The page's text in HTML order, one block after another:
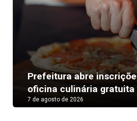
Prefeitura abre
oficina culinária gratuita
7 de agosto de 2026